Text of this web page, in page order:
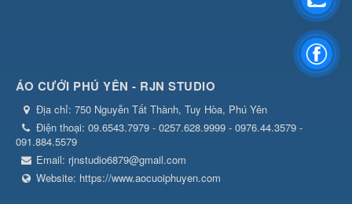
ÁO CƯỚI PHÚ YÊN - RJN STUDIO
Địa chỉ: 750 Nguyễn Tất Thành, Tuy Hòa, Phú Yên
Điện thoại: 09.6543.7979 - 0257.628.9999 - 0976.44.3579 -
091.884.5579
Email: rjnstudio6879@gmail.com
Website: https://www.aocuoiphuyen.com